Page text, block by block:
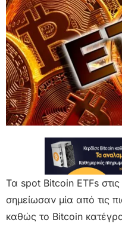
Τα spot Bitcoin ETFs
σημείωσαν μία από τις
καθώς το Bitcoin